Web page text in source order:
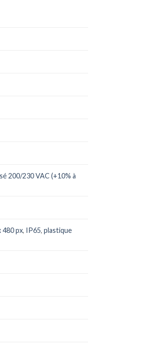
200/230 VAC (+10% à
480 px, IP65,plastique